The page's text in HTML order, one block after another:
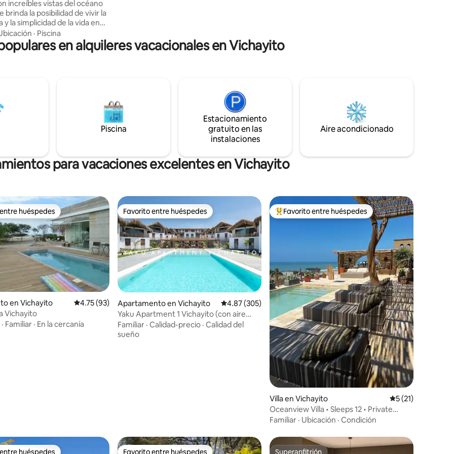
increíbles vistas del océano
brinda la posibilidad de vivir la
y la simplicidad de la vida en
estado de gracia o pureza. El
detalles de la decoración; su
para niños menores de 12
· Piscina
en alquileres vacacionales en Vichayito
Piscina
Estacionamiento
gratuito en las
instalaciones
Aire acondicionado
para vacaciones excelentes en Vichayito
de 5, 82 reseñas
huéspedes
huéspedes
en Vichayito Calificación promedio: 4.75 de 5, 93 reseñas
4.75 (93)
Vichayito
· Familiar · En la cercanía
Favorito entre huéspedes
Favorito entre huéspedes
Apartamento en Vichayito Calificación promedio: 4.87 de 5, 305 reseñas
4.87 (305)
Yaku Apartment 1 Vichayito (con aire
acondic)
Familiar · Calidad-precio · Calidad del
sueño
Favorito entre huéspedes preferido
Favorito entre huéspedes
Villa en Vichayito Calificación
5 (21)
Oceanview Villa • Sleeps 12 • Private
Escape
Familiar · Ubicación · Condición
huéspedes Favorito entre huéspedes Superanfitrión